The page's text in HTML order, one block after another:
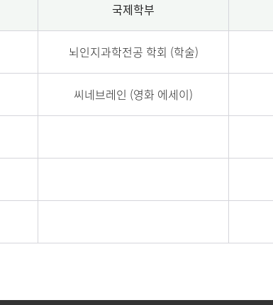
국제학부
뇌인지과학전공 학회 (학술)
씨네브레인 (영화 에세이)